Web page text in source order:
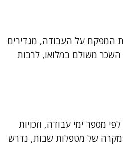
המפקח על העבודה, מגדירים
השכר משולם במלואו, לרבות
מספר ימי עבודה, וזכויות
במקרה של מטפלות שבות, נדרש